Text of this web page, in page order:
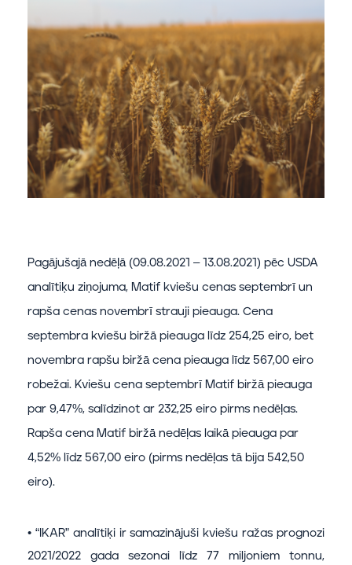
Pagājušajā nedēļā (09.08.2021 – 13.08.2021) pēc USDA
analītiķu ziņojuma, Matif kviešu cenas septembrī un
rapša cenas novembrī strauji pieauga. Cena
septembra kviešu biržā pieauga līdz 254,25 eiro, bet
novembra rapšu biržā cena pieauga līdz 567,00 eiro
robežai. Kviešu cena septembrī Matif biržā pieauga
par 9,47%, salīdzinot ar 232,25 eiro pirms nedēļas.
Rapša cena Matif biržā nedēļas laikā pieauga par
4,52% līdz 567,00 eiro (pirms nedēļas tā bija 542,50
eiro).
• “IKAR” analītiķi ir samazinājuši kviešu ražas prognozi
2021/2022 gada sezonai līdz 77 miljoniem tonnu,